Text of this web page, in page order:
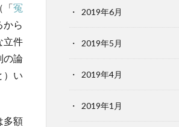
「冤
から
立件
の論
）い
多額
2019年6月
2019年5月
2019年4月
2019年1月